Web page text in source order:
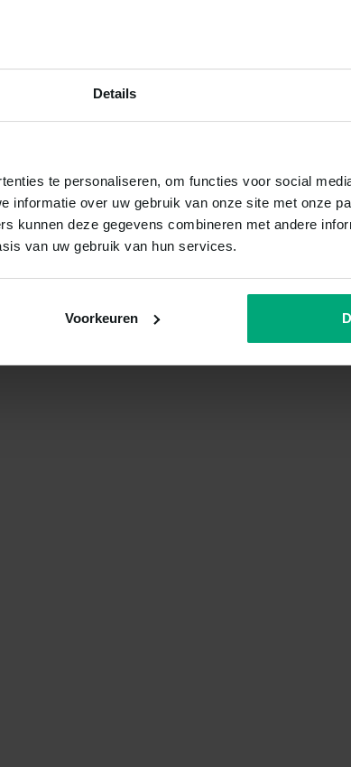
Details
te personaliseren, om functies voor social
informatie over uw gebruik van onze site met onze
kunnen deze gegevens combineren met andere
van uw gebruik van hun services.
Voorkeuren